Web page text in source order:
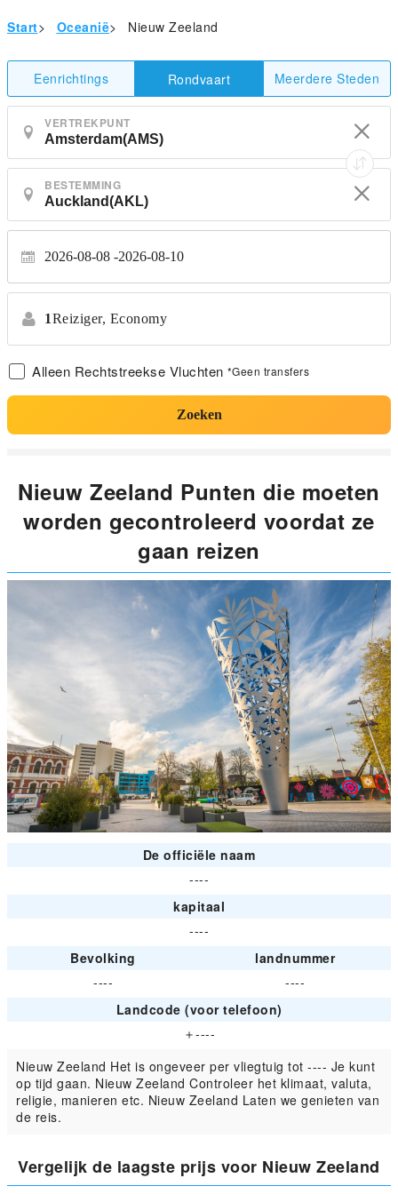
Start> Oceanië> Nieuw Zeeland
Eenrichtings Rondvaart Meerdere Steden
VERTREKPUNT
BESTEMMING
2026-08-08 2026-08-10
1Reiziger, Economy
Alleen Rechtstreekse Vluchten *Geen transfers
Zoeken
Nieuw Zeeland Punten die moeten
worden gecontroleerd voordat ze
gaan reizen
De officiële naam
----
kapitaal
----
Bevolking
landnummer
----
----
Landcode (voor telefoon)
＋----
Nieuw Zeeland Het is ongeveer per vliegtuig tot ---- Je kunt
op tijd gaan. Nieuw Zeeland Controleer het klimaat, valuta,
religie, manieren etc. Nieuw Zeeland Laten we genieten van
de reis.
Vergelijk de laagste prijs voor Nieuw Zeeland